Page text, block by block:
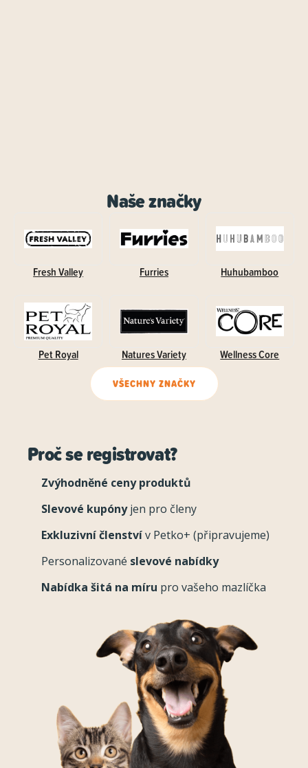
Naše značky
Fresh Valley Furries Huhubamboo
Pet Royal Natures Variety Wellness Core
VŠECHNY ZNAČKY
Proč se registrovat?
Zvýhodněné ceny produktů
Slevové kupónyjen pro členy
Exkluzivní členstvív Petko+ (připravujeme)
Personalizované slevové nabídky
Nabídka šitá na míru pro vašeho mazlíčka